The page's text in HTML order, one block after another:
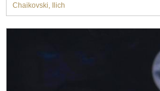
Chaikovski, Ilich